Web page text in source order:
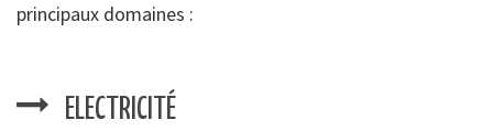
principaux domaines :
ELECTRICITÉ